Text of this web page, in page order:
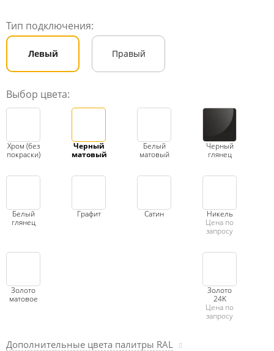
Тип подключения:
Левый Правый
Выбор цвета:
Хром (без
покраски)
Черный
матовый
Белый
матовый
Черный
глянец
Белый
глянец
Графит Сатин
Никель
Цена по
запросу
Золото
матовое
Золото
24K
Цена по
запросу
Дополнительные цвета палитры RAL